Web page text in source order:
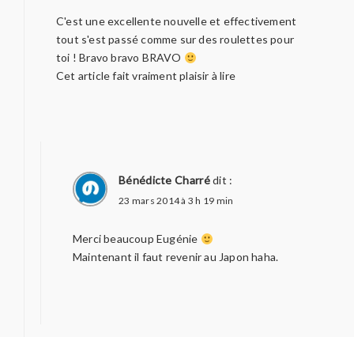
C'est une excellente nouvelle et effectivement
tout s'est passé comme sur des roulettes pour
toi ! Bravo bravo BRAVO
Cet article fait vraiment plaisir à lire
Bénédicte Charrédit :
23 mars 2014 à 3 h 19 min
Merci beaucoup Eugénie
Maintenant il faut revenir au Japon haha.